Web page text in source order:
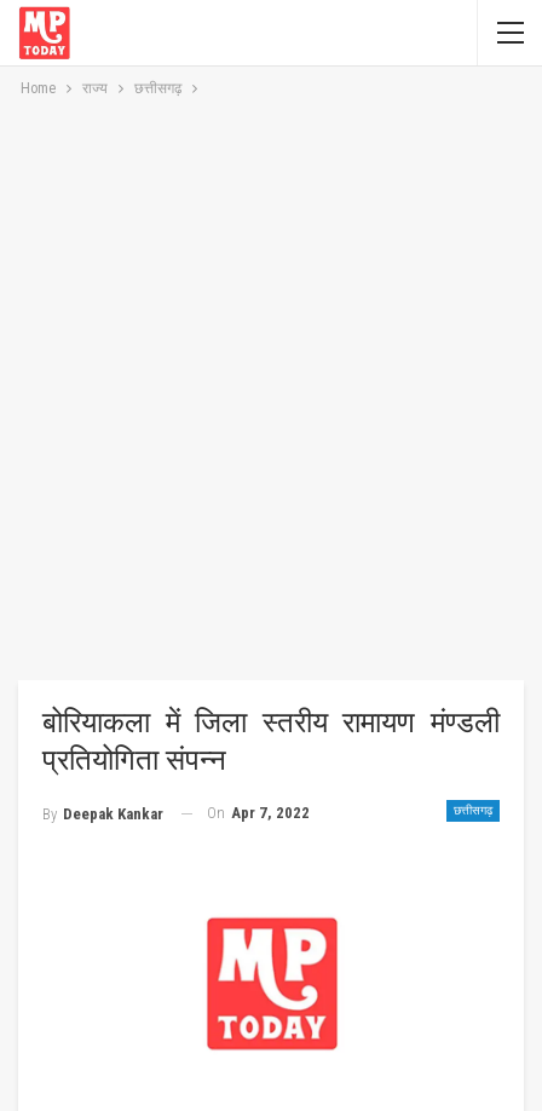
Home राज्य छत्तीसगढ़
बोरियाकला में जिला स्तरीय रामायण मंण्डली
प्रतियोगिता संपन्न
छत्तीसगढ़
By Deepak Kankar On Apr 7, 2022